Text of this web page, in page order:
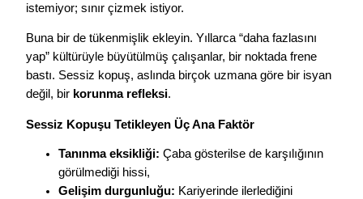
istemiyor; sınır çizmek istiyor.
Buna bir de tükenmişlik ekleyin. Yıllarca “daha fazlasını
yap” kültürüyle büyütülmüş çalışanlar, bir noktada frene
bastı. Sessiz kopuş, aslında birçok uzmana göre bir isyan
değil, bir korunma refleksi.
Sessiz Kopuşu Tetikleyen Üç Ana Faktör
Tanınma eksikliği: Çaba gösterilse de karşılığının
görülmediği hissi,
Gelişim durgunluğu: Kariyerinde ilerlediğini